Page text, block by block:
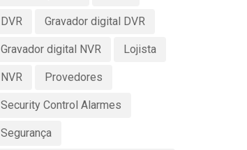
DVR Gravador digital DVR
Gravador digital NVR Lojista
NVR Provedores
Security Control Alarmes
Segurança